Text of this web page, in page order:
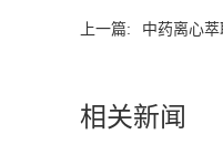
上一篇: 中药离心
相关新闻